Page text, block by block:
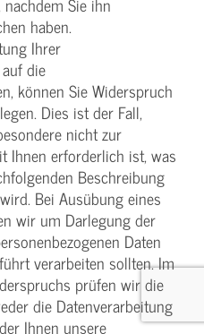
haben.
Ihrer
die
können Sie Widerspruch
Dies ist der Fall,
nicht zur
Ihnen erforderlich ist, was
Beschreibung
Bei Ausübung eines
wir um Darlegung der
Daten
verarbeiten sollten. Im
prüfen wir die
die Datenverarbeitung
Ihnen unsere